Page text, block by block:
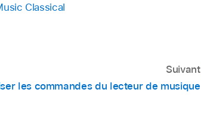
Classical
Suivant
les commandes du lecteur de musique